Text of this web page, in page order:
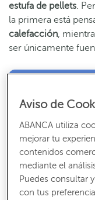
estufa de pellets.
la primera está
calefacción,
ser únicamente
SUSCRÍBETE
Aviso de
ABANCA utiliza
mejorar tu
contenidos
mediante el
Puedes consultar
con tus